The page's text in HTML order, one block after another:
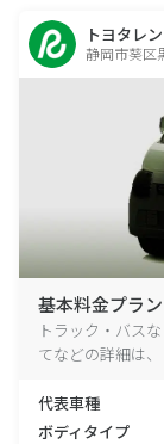
トヨタレ
静岡市葵区
基本料金プラン
トラック・バス
てなどの詳細は
代表車種
ボディタイプ